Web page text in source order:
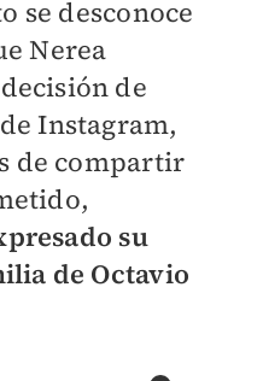
se desconoce
Nerea
de
Instagram,
de compartir
su
de Octavio